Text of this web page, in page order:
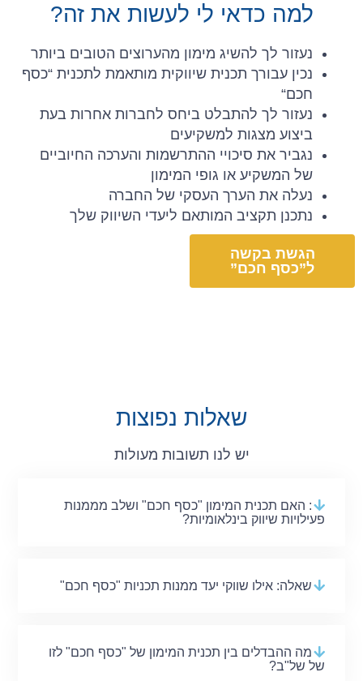
למה כדאי לי לעשות את זה?
נעזור לך להשיג מימון מהערוצים הטובים ביותר
נכין עבורך תכנית שיווקית מותאמת לתכנית “כסף
חכם“
נעזור לך להתבלט ביחס לחברות אחרות בעת
ביצוע מצגות למשקיעים
נגביר את סיכויי ההתרשמות והערכה החיוביים
של המשקיע או גופי המימון
נעלה את הערך העסקי של החברה
נתכנן תקציב המותאם ליעדי השיווק שלך
הגשת בקשה
ל”כסף חכם”
שאלות נפוצות
יש לנו תשובות מעולות
: האם תכנית המימון "כסף חכם" ושלב מממנות
פעילויות שיווק בינלאומיות?
שאלה: אילו שווקי יעד ממנות תכניות "כסף חכם"
מה ההבדלים בין תכנית המימון של "כסף חכם" לזו
של של"ב?